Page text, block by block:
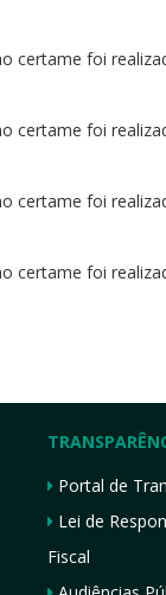
foi
foi
foi
foi
Portal de
Lei de
Fiscal